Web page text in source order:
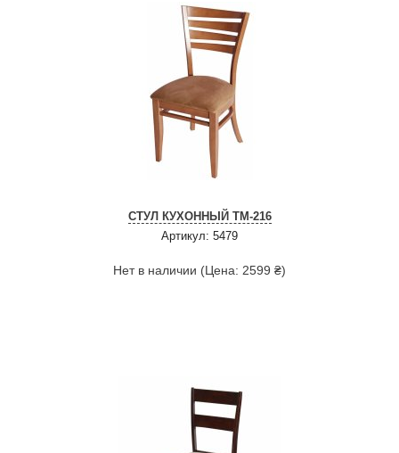
СТУЛ КУХОННЫЙ TM-216
Артикул: 5479
Нет в наличии (Цена: 2599 ₴)